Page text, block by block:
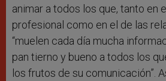
animar a todos los que, tanto en
profesional como en el de las
“muelen cada día mucha
pan tierno y bueno a todos los
los frutos de su comunicación”.